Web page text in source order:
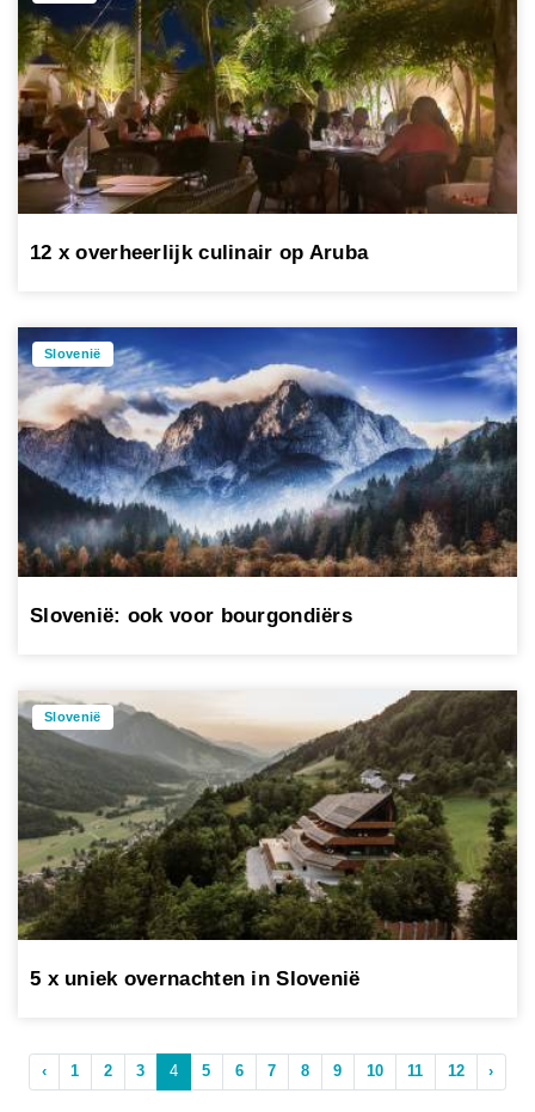
12 x overheerlijk culinair op Aruba
Slovenië
Slovenië: ook voor bourgondiërs
Slovenië
5 x uniek overnachten in Slovenië
‹ 1 2 3 4 5 6 7 8 9 10 11 12 ›